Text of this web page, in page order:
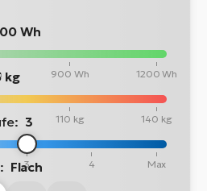
Wh
900 Wh 1200 Wh
kg
110 kg 140 kg
3
3 4 Max
Flach